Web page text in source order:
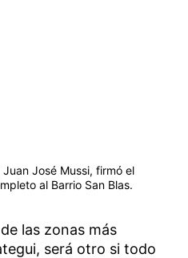
José Mussi, firmó el
al Barrio San Blas.
las zonas más
será otro si todo